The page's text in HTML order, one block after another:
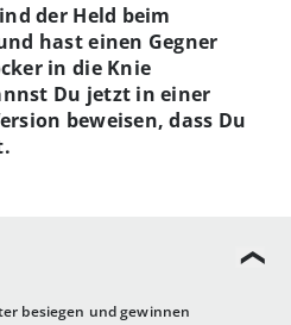
besiegen und gewinnen
der Held beim
hast einen Gegner
in die Knie
Du jetzt in einer
beweisen, dass Du